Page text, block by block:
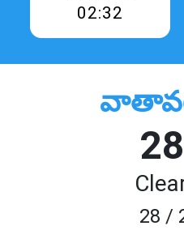
02:32
28 /